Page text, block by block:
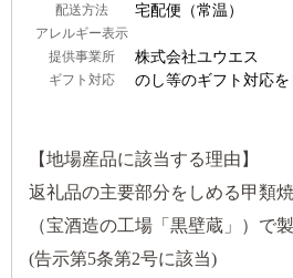
配送方法 宅配便（常温）
アレルギー表示
提供事業所
株式会社ユウエス
ギフト対応 のし等のギフト対応
【地場産品に該当する理由】
返礼品の主要部分をしめる甲類
（宝酒造の工場「黒壁蔵」）で
(告示第5条第2号に該当)